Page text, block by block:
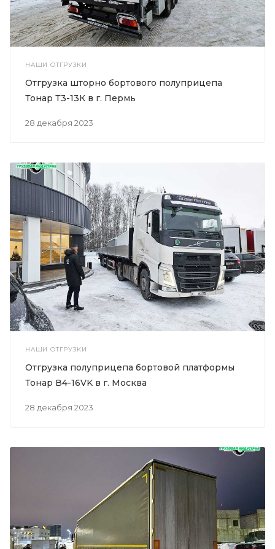
НАШИ ОТГРУЗКИ
28 декабря 2023
Отгрузка шторно бортового полуприцепа
Тонар Т3-13К в г. Пермь
НАШИ ОТГРУЗКИ
28 декабря 2023
Отгрузка полуприцепа бортовой платформы
Тонар В4-16VK в г. Москва